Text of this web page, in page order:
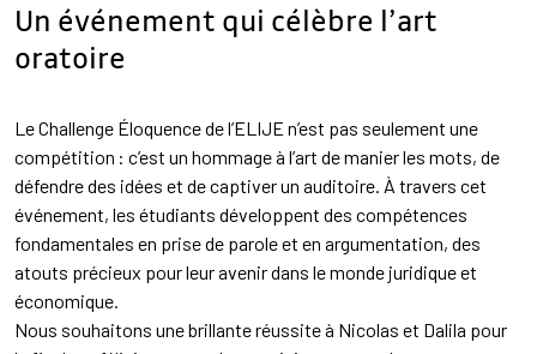
Un événement qui célèbre l’art
oratoire
Le Challenge Éloquence de l’ELIJE n’est pas seulement une
compétition : c’est un hommage à l’art de manier les mots, de
défendre des idées et de captiver un auditoire. À travers cet
événement, les étudiants développent des compétences
fondamentales en prise de parole et en argumentation, des
atouts précieux pour leur avenir dans le monde juridique et
économique.
Nous souhaitons une brillante réussite à Nicolas et Dalila pour